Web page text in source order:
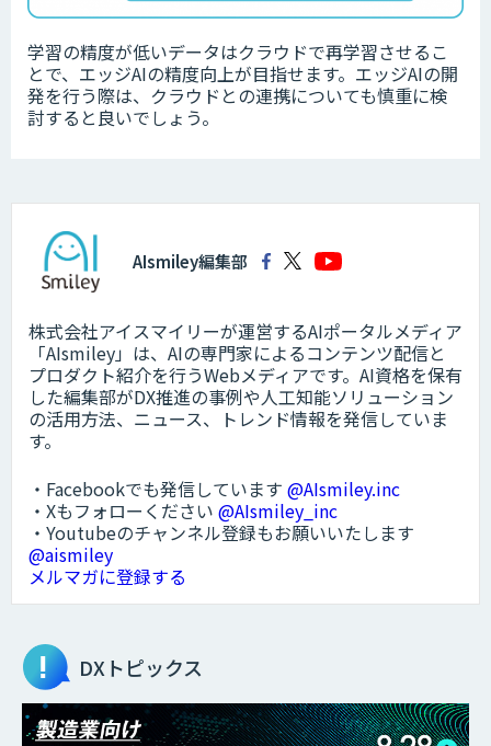
学習の精度が低いデータはクラウドで再学習させるこ
とで、エッジAIの精度向上が目指せます。エッジAIの開
発を行う際は、クラウドとの連携についても慎重に検
討すると良いでしょう。
AIsmiley編集部
株式会社アイスマイリーが運営するAIポータルメディア
「AIsmiley」は、AIの専門家によるコンテンツ配信と
プロダクト紹介を行うWebメディアです。AI資格を保有
した編集部がDX推進の事例や人工知能ソリューション
の活用方法、ニュース、トレンド情報を発信していま
す。
・Facebookでも発信しています @AIsmiley.inc
・Xもフォローください @AIsmiley_inc
・Youtubeのチャンネル登録もお願いいたします
@aismiley
メルマガに登録する
DXトピックス